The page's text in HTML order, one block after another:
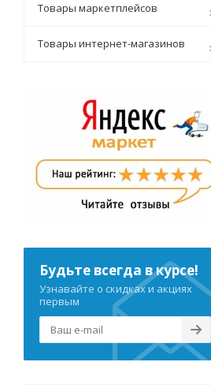
Товары маркетплейсов
Товары интернет-магазинов
Будьте всегда в курсе!
Узнавайте о скидках и акциях
первым